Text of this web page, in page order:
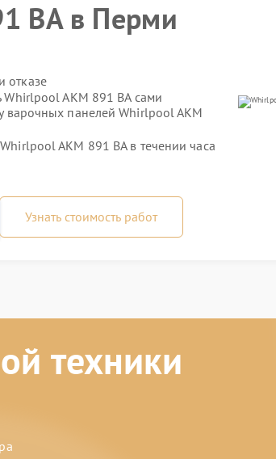
BA в Перми
отказе
AKM 891 BA сами
варочных панелей Whirlpool AKM
AKM 891 BA в течении часа
Узнать стоимость работ
техники